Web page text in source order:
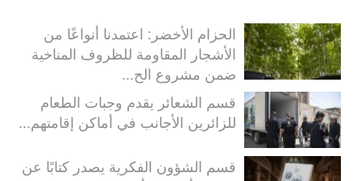
الحزام الأخضر: اعتمدنا أنواعًا من
الأشجار المقاومة للظروف المناخية
ضمن مشروع الح...
قسم الشعائر يقدم وجبات الطعام
للزائرين الأجانب في أماكن إقامتهم...
قسم الشؤون الفكرية يصدر كتابًا عن